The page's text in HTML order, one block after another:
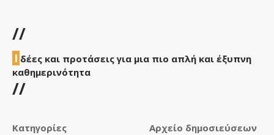
//
Ι δέες και προτάσεις για μια πιο απλή και έξυπνη
καθημερινότητα
//
Κατηγορίες Αρχείο δημοσιεύσεων